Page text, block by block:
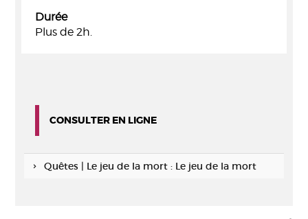
Durée
Plus de 2h.
CONSULTER EN LIGNE
Quêtes | Le jeu de la mort : Le jeu de la mort